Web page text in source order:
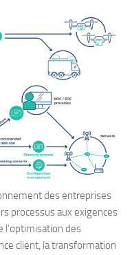
des entreprises
processus aux exigences
l’optimisation des
client, la transformation